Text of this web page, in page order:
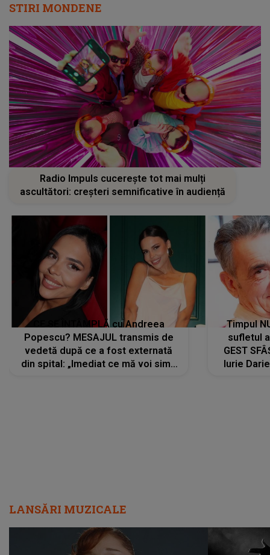
STIRI MONDENE
Radio Impuls cucerește tot mai mulți
ascultători: creșteri semnificative în audiență
CE SE ÎNTÂMPLĂ cu Andreea
Popescu? MESAJUL transmis de
vedetă după ce a fost externată
din spital: „Imediat ce mă voi simți
Timpul
sufletul
GEST
Iurie
LANSĂRI MUZICALE